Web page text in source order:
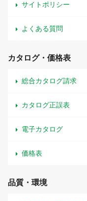
サイトポリシー
よくある質問
カタログ・価格表
総合カタログ請求
カタログ正誤表
電子カタログ
価格表
品質・環境